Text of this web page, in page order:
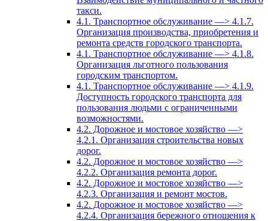
такси.
4.1. Транспортное обслуживание —> 4.1.7.
Организация производства, приобретения и
ремонта средств городского транспорта.
4.1. Транспортное обслуживание —> 4.1.8.
Организация льготного пользования
городским транспортом.
4.1. Транспортное обслуживание —> 4.1.9.
Доступность городского транспорта для
пользования людьми с ограниченными
возможностями.
4.2. Дорожное и мостовое хозяйство —>
4.2.1. Организация строительства новых
дорог.
4.2. Дорожное и мостовое хозяйство —>
4.2.2. Организация ремонта дорог.
4.2. Дорожное и мостовое хозяйство —>
4.2.3. Организация и ремонт мостов.
4.2. Дорожное и мостовое хозяйство —>
4.2.4. Организация бережного отношения к